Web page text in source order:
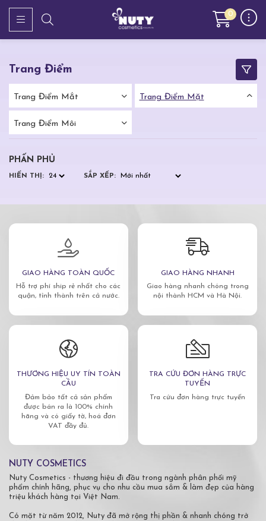
0
Trang Điểm
Trang Điểm Mắt Trang Điểm Mặt
Trang Điểm Môi
PHẤN PHỦ
HIỂN THỊ: SẮP XẾP:
GIAO HÀNG TOÀN QUỐC
Hỗ trợ phí ship rẻ nhất cho các
quận, tỉnh thành trên cả nước.
GIAO HÀNG NHANH
Giao hàng nhanh chóng trong
nội thành HCM và Hà Nội.
THƯƠNG HIỆU UY TÍN TOÀN
CẦU
Đảm bảo tất cả sản phẩm
được bán ra là 100% chính
hãng và có giấy tờ, hoá đơn
VAT đầy đủ.
TRA CỨU ĐƠN HÀNG TRỰC
TUYẾN
Tra cứu đơn hàng trực tuyến
NUTY COSMETICS
Nuty Cosmetics - thương hiệu đi đầu trong ngành phân phối mỹ
phẩm chính hãng, phục vụ cho nhu cầu mua sắm & làm đẹp của hàng
triệu khách hàng tại Việt Nam.
Có mặt từ năm 2012, Nuty đã mở rộng thị phần & nhanh chóng trở